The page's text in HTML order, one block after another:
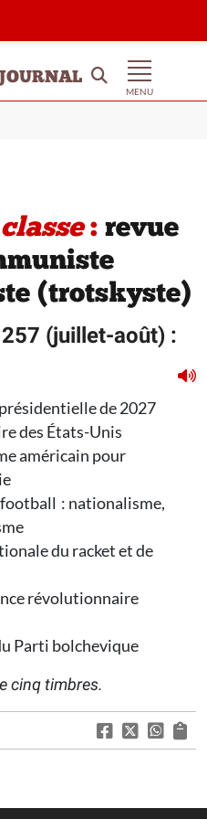
MENU
: revue
(trotskyste)
(juillet-août) :
de 2027
des États-Unis
américain pour
football : nationalisme,
du racket et de
révolutionnaire
Parti bolchevique
cinq timbres.